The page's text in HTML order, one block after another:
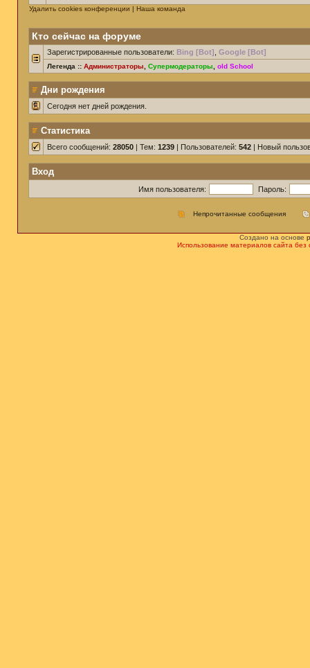
Удалить cookies конференции | Наша команда
Кто сейчас на форуме
Зарегистрированные пользователи: Bing [Bot] Google [Bot]
Легенда :: Администраторы Супермодераторы old School
Дни рождения
Сегодня нет дней рождения.
Статистика
Всего сообщений: 28050 | Тем: 1239 | Пользователей: 542 | Новый
Вход
Имя пользователя: Пароль:
Непрочитанные сообщения
Создано на основе
Использование материалов сайта